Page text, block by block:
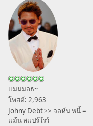
แมมมอธ~
โพสต์: 2,963
Johny Debt >> จอห์น หนี้ =
แม้น สแปร์โรว์